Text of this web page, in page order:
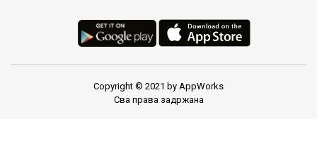
Copyright © 2021 by AppWorks
Сва права задржана